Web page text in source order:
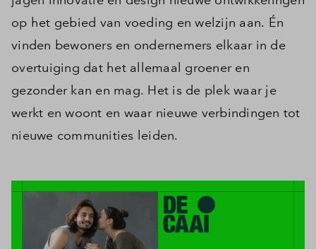
op het gebied van voeding en welzijn aan. Én
vinden bewoners en ondernemers elkaar in de
overtuiging dat het allemaal groener en
gezonder kan en mag. Het is de plek waar je
werkt en woont en waar nieuwe verbindingen tot
nieuwe communities leiden.